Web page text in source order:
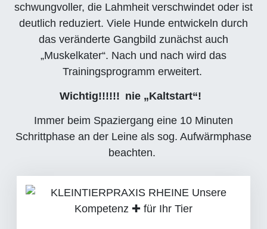
schwungvoller, die Lahmheit verschwindet oder ist
deutlich reduziert. Viele Hunde entwickeln durch
das veränderte Gangbild zunächst auch
„Muskelkater“. Nach und nach wird das
Trainingsprogramm erweitert.
Wichtig!!!!!! nie „Kaltstart“!
Immer beim Spaziergang eine 10 Minuten
Schrittphase an der Leine als sog. Aufwärmphase
beachten.